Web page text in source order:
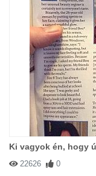
Ki vagyok én, hogy
22626 0